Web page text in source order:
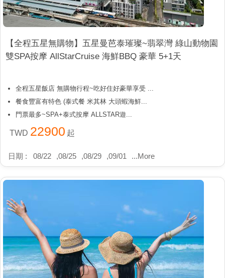
【全程五星無購物】五星曼芭泰璀璨~翡翠灣 綠山動物園
雙SPA按摩 AllStarCruise 海鮮BBQ 豪華 5+1天
全程五星飯店 無購物行程~吃好住好豪華享受 ...
餐食豐富有特色 (泰式餐 米其林 大頭蝦海鮮...
門票最多~SPA+泰式按摩 ALLSTAR遊...
TWD 22900 起
日期 : 08/22 ,08/25 ,08/29 ,09/01 ...More